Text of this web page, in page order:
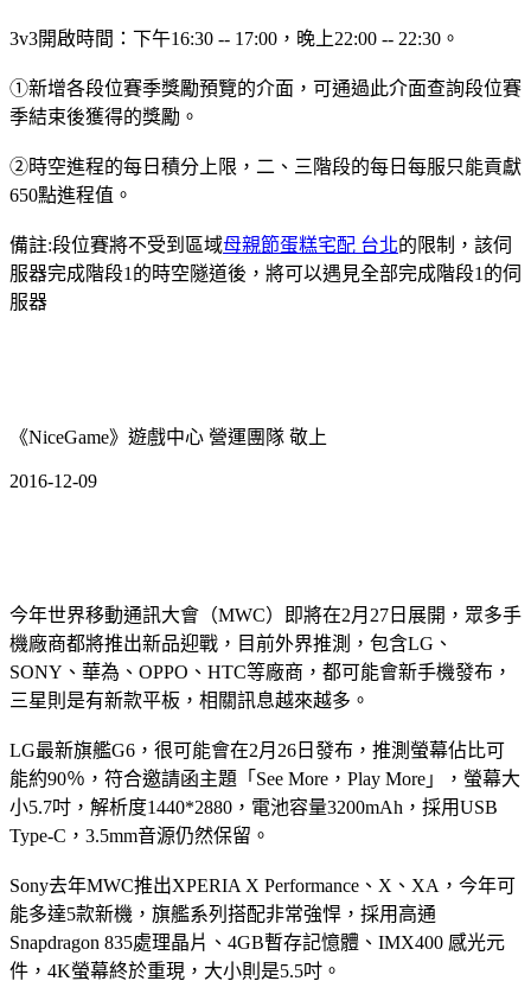
3v3開啟時間：下午16:30 -- 17:00，晚上22:00 -- 22:30。
①新增各段位賽季獎勵預覽的介面，可通過此介面查詢段位賽
季結束後獲得的獎勵。
②時空進程的每日積分上限，二、三階段的每日每服只能貢獻
650點進程值。
備註:段位賽將不受到區域母親節蛋糕宅配 台北的限制，該伺
服器完成階段1的時空隧道後，將可以遇見全部完成階段1的伺
服器
《NiceGame》遊戲中心 營運團隊 敬上
2016-12-09
今年世界移動通訊大會（MWC）即將在2月27日展開，眾多手
機廠商都將推出新品迎戰，目前外界推測，包含LG、
SONY、華為、OPPO、HTC等廠商，都可能會新手機發布，
三星則是有新款平板，相關訊息越來越多。
LG最新旗艦G6，很可能會在2月26日發布，推測螢幕佔比可
能約90％，符合邀請函主題「See More，Play More」，螢幕大
小5.7吋，解析度1440*2880，電池容量3200mAh，採用USB
Type-C，3.5mm音源仍然保留。
Sony去年MWC推出XPERIA X Performance、X、XA，今年可
能多達5款新機，旗艦系列搭配非常強悍，採用高通
Snapdragon 835處理晶片、4GB暫存記憶體、IMX400 感光元
件，4K螢幕終於重現，大小則是5.5吋。